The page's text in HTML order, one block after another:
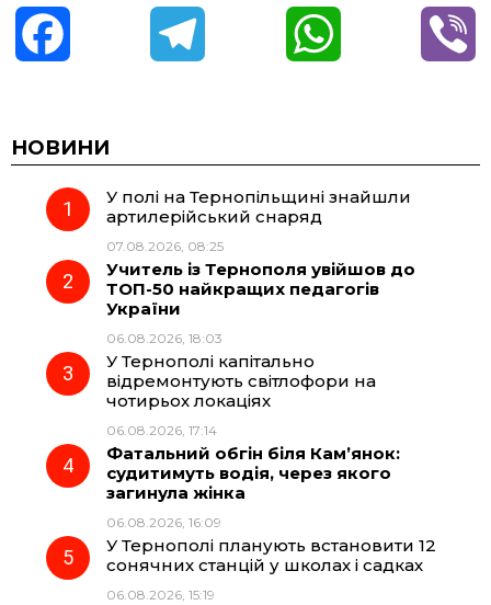
c
e
o
o
e
g
a
t
НОВИНИ
У полі на Тернопільщині знайшли
артилерійський снаряд
07.08.2026, 08:25
Учитель із Тернополя увійшов до
ТОП-50 найкращих педагогів
України
06.08.2026, 18:03
У Тернополі капітально
відремонтують світлофори на
чотирьох локаціях
06.08.2026, 17:14
Фатальний обгін біля Кам’янок:
судитимуть водія, через якого
загинула жінка
06.08.2026, 16:09
У Тернополі планують встановити 12
сонячних станцій у школах і садках
06.08.2026, 15:19